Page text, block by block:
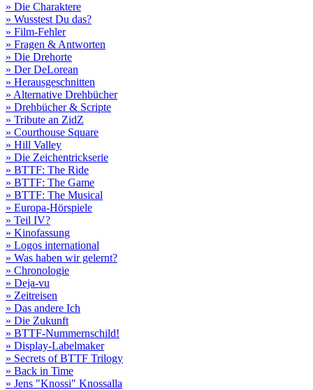
» Die Charaktere
» Wusstest Du das?
» Film-Fehler
» Fragen & Antworten
» Die Drehorte
» Der DeLorean
» Herausgeschnitten
» Alternative Drehbücher
» Drehbücher & Scripte
» Tribute an ZidZ
» Courthouse Square
» Hill Valley
» Die Zeichentrickserie
» BTTF: The Ride
» BTTF: The Game
» BTTF: The Musical
» Europa-Hörspiele
» Teil IV?
» Kinofassung
» Logos international
» Was haben wir gelernt?
» Chronologie
» Deja-vu
» Zeitreisen
» Das andere Ich
» Die Zukunft
» BTTF-Nummernschild!
» Display-Labelmaker
» Secrets of BTTF Trilogy
» Back in Time
» Jens "Knossi" Knossalla